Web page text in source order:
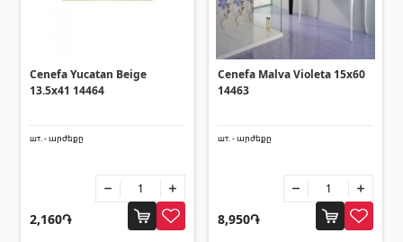
Cenefa Yucatan Beige
13.5x41 14464
шт. - արժեքը
2,160֏
Cenefa Malva Violeta 15x60
14463
шт. - արժեքը
8,950֏